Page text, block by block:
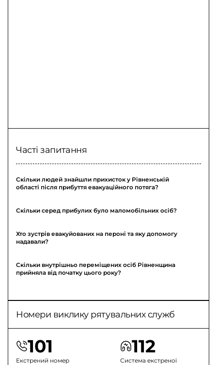
Часті запитання
Скільки людей знайшли прихисток у Рівненській
області після прибуття евакуаційного потяга?
Скільки серед прибулих було маломобільних осіб?
Хто зустрів евакуйованих на пероні та яку допомогу
надавали?
Скільки внутрішньо переміщених осіб Рівненщина
прийняла від початку цього року?
Номери виклику рятувальних служб
101
Екстрений номер
112
Система екстреної